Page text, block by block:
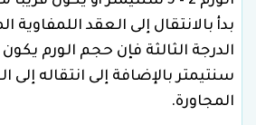
بدأ بالانتقال إلى العقد اللمفاوية
سنتيمتر بالإضافة إلى انتقاله إلى
المجاورة.